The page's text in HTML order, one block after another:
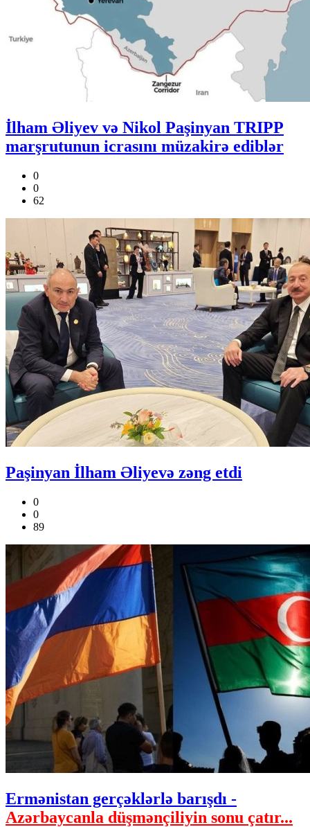
İlham Əliyev və Nikol Paşinyan TRIPP
marşrutunun icrasını müzakirə ediblər
0
0
62
Paşinyan İlham Əliyevə zəng etdi
0
0
89
Ermənistan gerçəklərlə barışdı -
Azərbaycanla düşmənçiliyin sonu çatır...